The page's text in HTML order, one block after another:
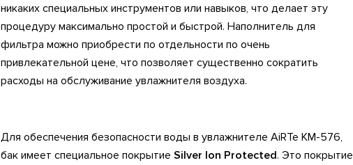
никаких специальных инструментов или навыков, что делает эту
процедуру максимально простой и быстрой. Наполнитель для
фильтра можно приобрести по отдельности по очень
привлекательной цене, что позволяет существенно сократить
расходы на обслуживание увлажнителя воздуха.
Для обеспечения безопасности воды в увлажнителе AiRTe KM-576,
бак имеет специальное покрытие Silver Ion Protected. Это покрытие